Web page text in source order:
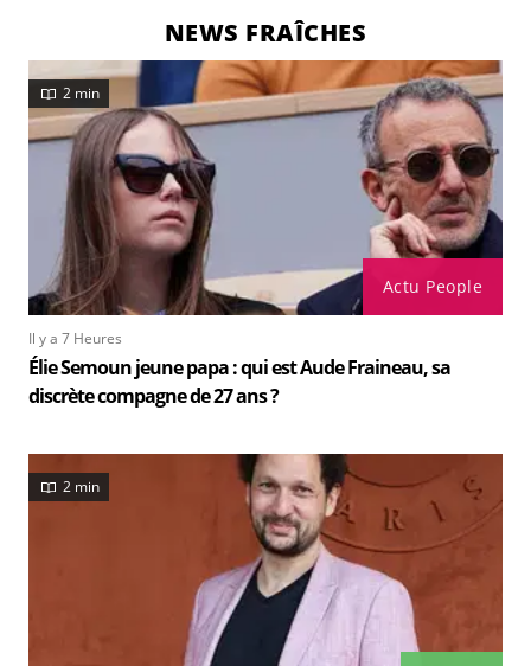
NEWS FRAÎCHES
Actu People
2 min
Il y a 7 Heures
Élie Semoun jeune papa : qui est Aude Fraineau, sa
discrète compagne de 27 ans ?
2 min